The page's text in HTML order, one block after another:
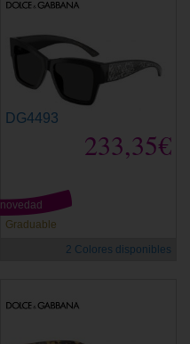
DG4493
233,35€
Graduable
novedad
2 Colores disponibles